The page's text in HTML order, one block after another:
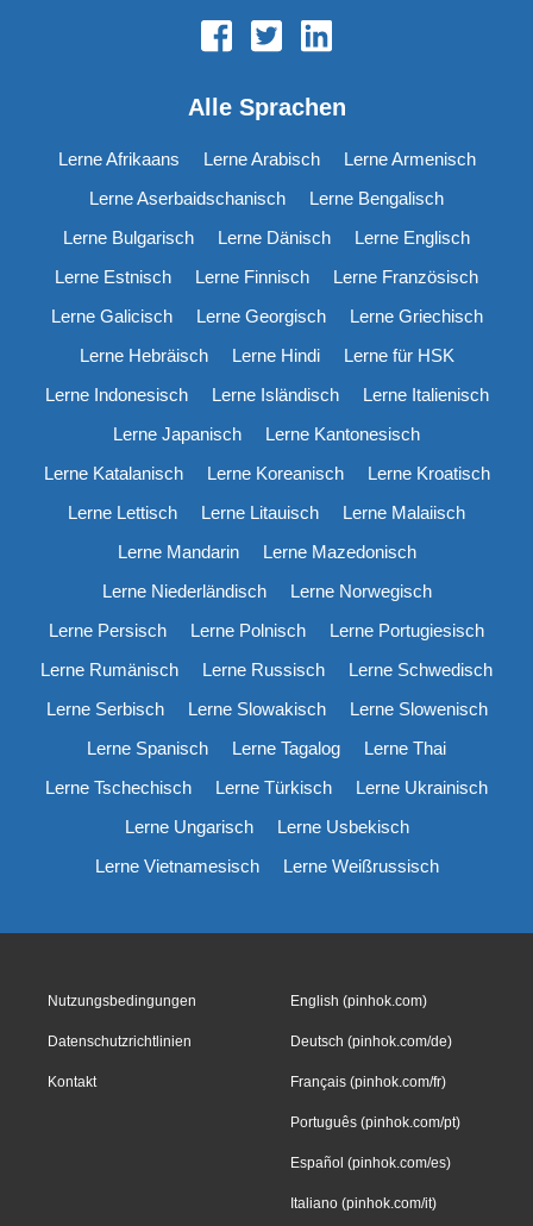
Alle Sprachen
Lerne Afrikaans Lerne Arabisch
Lerne Armenisch
Lerne Aserbaidschanisch
Lerne Bengalisch
Lerne Bulgarisch
Lerne Dänisch
Lerne Englisch
Lerne Estnisch
Lerne Finnisch
Lerne Französisch
Lerne Galicisch
Lerne Georgisch
Lerne Griechisch
Lerne Hebräisch
Lerne Hindi
Lerne für HSK
Lerne Indonesisch
Lerne Isländisch
Lerne Italienisch
Lerne Japanisch
Lerne Kantonesisch
Lerne Katalanisch
Lerne Koreanisch
Lerne Kroatisch
Lerne Lettisch
Lerne Litauisch
Lerne Malaiisch
Lerne Mandarin
Lerne Mazedonisch
Lerne Niederländisch
Lerne Norwegisch
Lerne Persisch
Lerne Polnisch
Lerne Portugiesisch
Lerne Rumänisch
Lerne Russisch
Lerne Schwedisch
Lerne Serbisch
Lerne Slowakisch
Lerne Slowenisch
Lerne Spanisch
Lerne Tagalog
Lerne Thai
Lerne Tschechisch
Lerne Türkisch
Lerne Ukrainisch
Lerne Ungarisch
Lerne Usbekisch
Lerne Vietnamesisch
Lerne Weißrussisch
Nutzungsbedingungen
Datenschutzrichtlinien
Kontakt
English (pinhok.com)
Deutsch (pinhok.com/de)
Français (pinhok.com/fr)
Português (pinhok.com/pt)
Español (pinhok.com/es)
Italiano (pinhok.com/it)